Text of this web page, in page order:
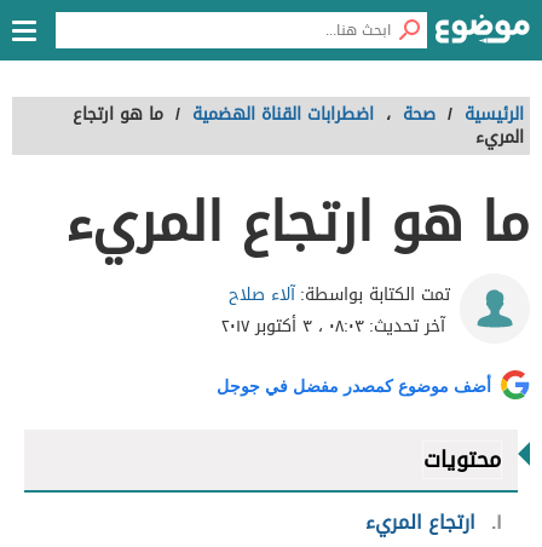
الرئيسية / صحة ، اضطرابات القناة الهضمية / ما هو ارتجاع
المريء
ما هو ارتجاع المريء
تمت الكتابة بواسطة:آلاء صلاح
آخر تحديث:٠٨:٠٣ ، ٣ أكتوبر ٢٠١٧
أضف موضوع كمصدر مفضل في جوجل
محتويات
١
ارتجاع المريء